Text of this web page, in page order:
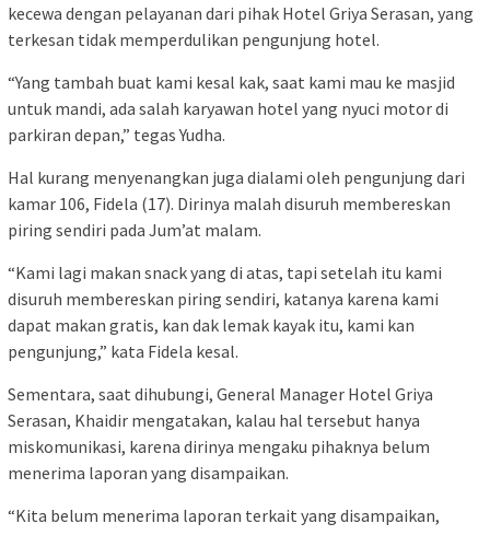
kecewa dengan pelayanan dari pihak Hotel Griya Serasan, yang
terkesan tidak memperdulikan pengunjung hotel.
“Yang tambah buat kami kesal kak, saat kami mau ke masjid
untuk mandi, ada salah karyawan hotel yang nyuci motor di
parkiran depan,” tegas Yudha.
Hal kurang menyenangkan juga dialami oleh pengunjung dari
kamar 106, Fidela (17). Dirinya malah disuruh membereskan
piring sendiri pada Jum’at malam.
“Kami lagi makan snack yang di atas, tapi setelah itu kami
disuruh membereskan piring sendiri, katanya karena kami
dapat makan gratis, kan dak lemak kayak itu, kami kan
pengunjung,” kata Fidela kesal.
Sementara, saat dihubungi, General Manager Hotel Griya
Serasan, Khaidir mengatakan, kalau hal tersebut hanya
miskomunikasi, karena dirinya mengaku pihaknya belum
menerima laporan yang disampaikan.
“Kita belum menerima laporan terkait yang disampaikan,